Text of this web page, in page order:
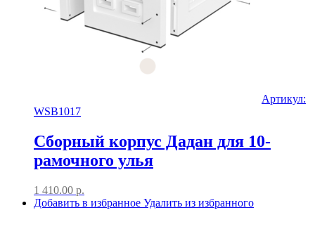
Артикул:
WSB1017
Сборный корпус Дадан для 10-
рамочного улья
1 410.00 р.
Добавить в избранное Удалить из избранного